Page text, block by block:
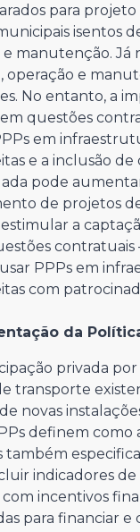
para
isentos
manutenção. Já
e
No entanto, a
questões
em
e a inclusão de
pode
de projetos
a
PPPs em
com
da
privada
transporte
novas
definem
também
indicadores
incentivos
para financiar